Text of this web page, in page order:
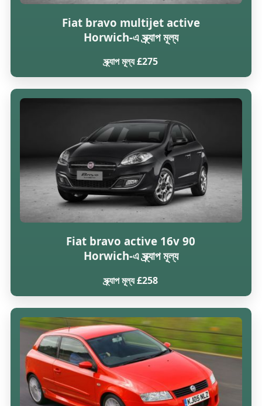
Fiat bravo multijet active
Horwich-এ স্ক্র্যাপ মূল্য
স্ক্র্যাপ মূল্য £275
Fiat bravo active 16v 90
Horwich-এ স্ক্র্যাপ মূল্য
স্ক্র্যাপ মূল্য £258